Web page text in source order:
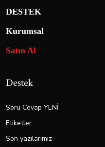
DESTEK
Kurumsal
Satın Al
Destek
Soru Cevap YENİ
Etiketler
Son yazılarımız